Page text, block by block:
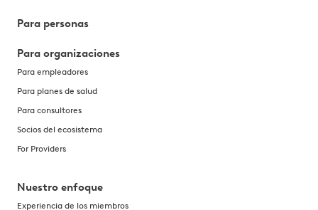
Para personas
Para organizaciones
Para empleadores
Para planes de salud
Para consultores
Socios del ecosistema
For Providers
Nuestro enfoque
Experiencia de los miembros